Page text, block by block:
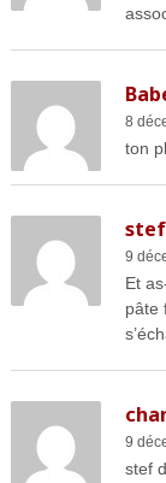
8
ton
9
Et
pâte
9
stef